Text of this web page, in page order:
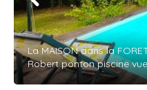
La MAISON dans la
Robert ponton piscine